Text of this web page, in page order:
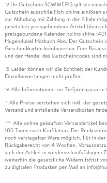
12 Ihr Gutschein SOMMER13 gilt bis
Gutschein ausschließlich online einlösen
zur Abholung mit Zahlung in der Filiale
gesetzlich preisgebundene Artikel
preisgebundene Kalender, tolino shine
Hugendubel Hörbuch Abo. Der
Geschenkkarten kombinierbar. Eine
und der Handel des Gutscheincodes sind
15 Leider können wir die Echtheit der
Einzelbewertungen nicht prüfen.
16 Alle Informationen zur Tiefpreisgarantie
* Alle Preise verstehen sich inkl. der
Versand und anfallende Versandkosten
*** Alle online gekauften Versandartikel
100 Tagen nach Kaufdatum. Die
noch versiegelter Ware möglich. Für in
Rückgaberecht von 4 Wochen.
sich der Artikel in wiederverkaufsfähigem
weiterhin die gesetzliche Widerrufsfrist
zu digitalen Produkten per Mail an